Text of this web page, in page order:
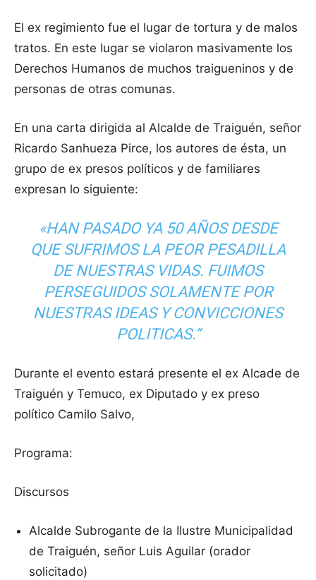
El ex regimiento fue el lugar de tortura y de malos
tratos. En este lugar se violaron masivamente los
Derechos Humanos de muchos traigueninos y de
personas de otras comunas.
En una carta dirigida al Alcalde de Traiguén, señor
Ricardo Sanhueza Pirce, los autores de ésta, un
grupo de ex presos políticos y de familiares
expresan lo siguiente:
«HAN PASADO YA 50 AÑOS DESDE
QUE SUFRIMOS LA PEOR PESADILLA
DE NUESTRAS VIDAS. FUIMOS
PERSEGUIDOS SOLAMENTE POR
NUESTRAS IDEAS Y CONVICCIONES
POLITICAS.“
Durante el evento estará presente el ex Alcade de
Traiguén y Temuco, ex Diputado y ex preso
político Camilo Salvo,
Programa:
Discursos
Alcalde Subrogante de la Ilustre Municipalidad
de Traiguén, señor Luis Aguilar (orador
solicitado)